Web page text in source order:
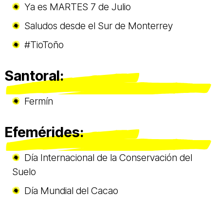
Ya es MARTES 7 de Julio
Saludos desde el Sur de Monterrey
#TioToño
Santoral:
Fermín
Efemérides:
Día Internacional de la Conservación del
Suelo
Día Mundial del Cacao